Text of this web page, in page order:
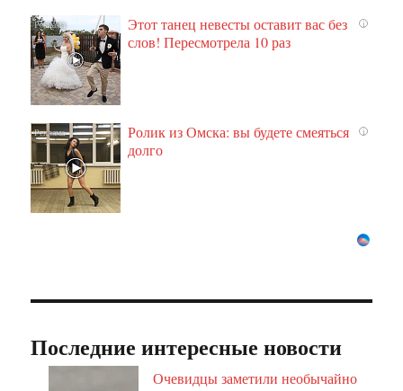
i
Этот танец невесты оставит вас без
слов! Пересмотрела 10 раз
i
Ролик из Омска: вы будете смеяться
долго
Последние интересные новости
Очевидцы заметили необычайно